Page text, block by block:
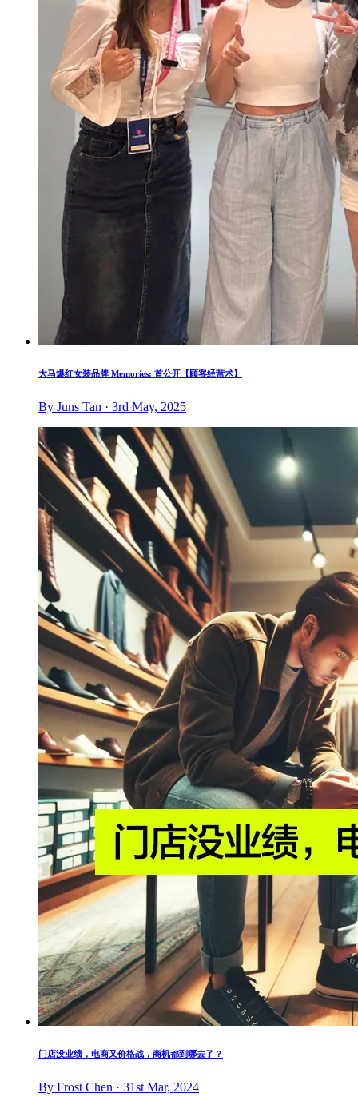
大马爆红女装品牌 Memories: 首公开【顾客经营术】
By Juns Tan · 3rd May, 2025
门店没业绩，电商又价格战，商机都到哪去了？
By Frost Chen · 31st Mar, 2024